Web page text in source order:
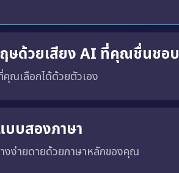
ฤษด้วยเสียง AI ที่คุณชื่นชอบ
คุณเลือกได้ด้วยตัวเอง
บบสองภาษา
งง่ายดายด้วยภาษาหลักของคุณ